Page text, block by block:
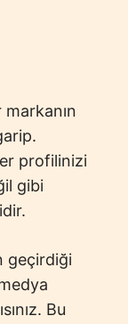
markanın
profilinizi
gibi
geçirdiği
Bu